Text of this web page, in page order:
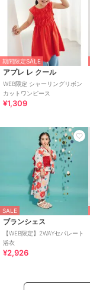
期間限定SALE
アプレ レ クール
WEB限定 シャーリングリボン
カットワンピース
¥1,309
SALE
ブランシェス
【WEB限定】2WAYセパレート
浴衣
¥2,926